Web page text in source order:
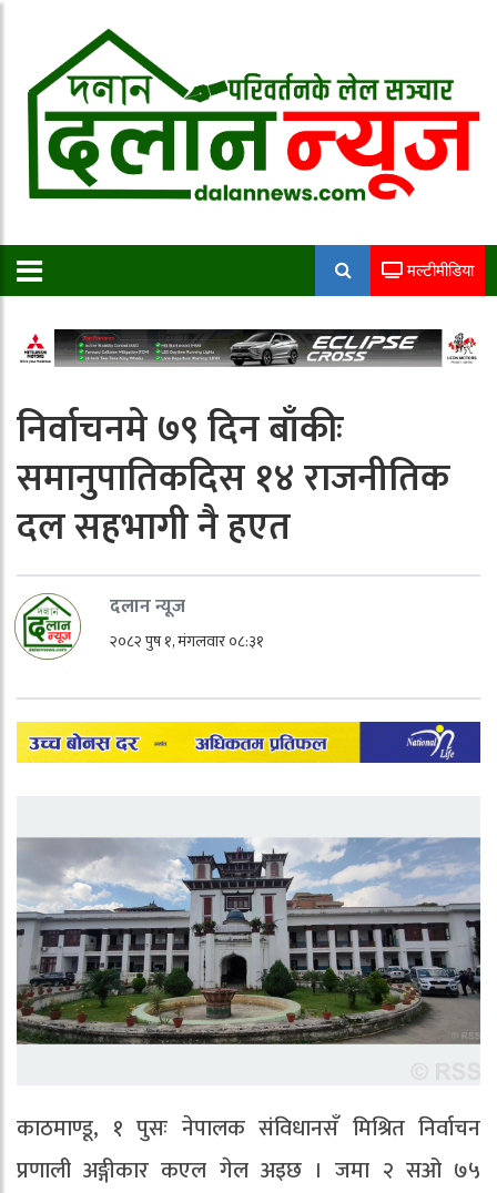
मल्टीमीडिया
निर्वाचनमे ७९ दिन बाँकीः
समानुपातिकदिस १४ राजनीतिक
दल सहभागी नै हएत
दलान न्यूज
२०८२ पुष १, मंगलवार ०८:३१
काठमाण्डू, १ पुसः नेपालक संविधानसँ मिश्रित निर्वाचन
प्रणाली अङ्गीकार कएल गेल अइछ । जमा २ सओ ७५